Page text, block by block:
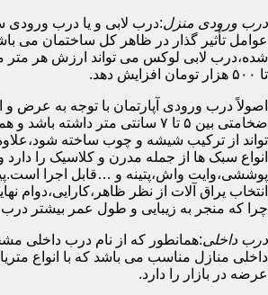
درب ورودی منزل:درب لابی و یا درب ورودی
عوامل تأثیر گذار در ظاهر کل ساختمان می
تا ۵۰۰ هزار تومان افزایش دهد.
اصولاً درب ورودی آپارتمان با توجه به عرض و
ضخامتی بین ۵ تا ۷ سانتی متر داشته
تواند از ترکیب شیشه و چوب ساخته شود،علاوه
انواع سبک ها از جمله مدرن و کلاسیک را دارد
پوششی،وایت واش،پتینه و …قابل اجرا
انتخاب یراق آلات از نظر ظاهر،کارایی،دوام
چرا که منجر به زیبایی و طول عمر بیشتر
درب داخلی:همانطور که از نام درب داخلی
داخلی منازل مناسب می باشد که با انواع
عرضه در بازار را دارد.